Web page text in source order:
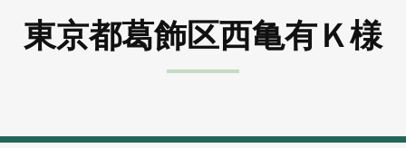
東京都葛飾区西亀有Ｋ様